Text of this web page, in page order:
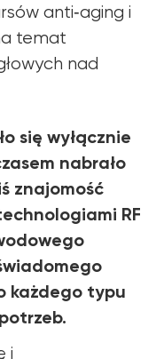
anti‑aging i
temat
nad
się wyłącznie
nabrało
znajomość
RF
każdego typu
i